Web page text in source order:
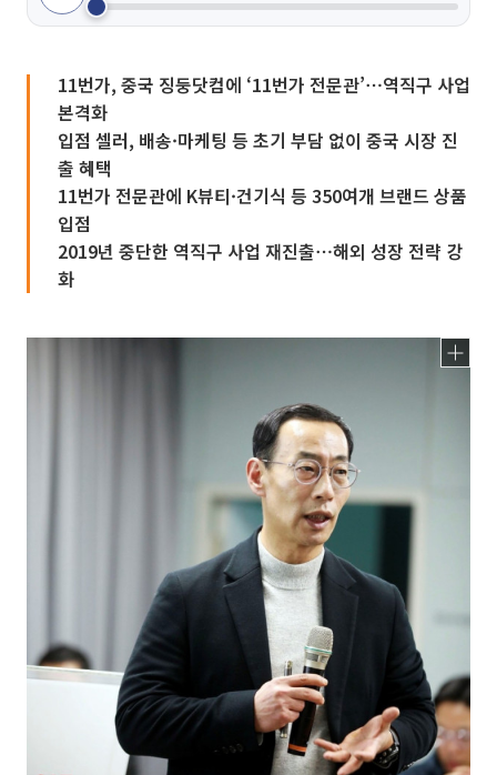
11번가, 중국 징둥닷컴에 ‘11번가 전문관’⋯역직구 사업
본격화
입점 셀러, 배송·마케팅 등 초기 부담 없이 중국 시장 진
출 혜택
11번가 전문관에 K뷰티·건기식 등 350여개 브랜드 상품
입점
2019년 중단한 역직구 사업 재진출⋯해외 성장 전략 강
화